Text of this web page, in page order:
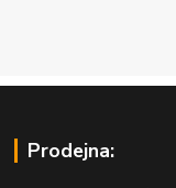
Prodejna: